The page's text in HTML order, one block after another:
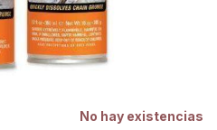
No hay existencias